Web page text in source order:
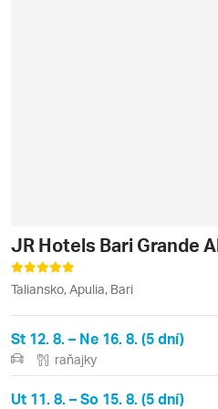
JR Hotels Bari Grande
Taliansko, Apulia, Bari
St 12. 8. – Ne 16. 8. (5 dní)
raňajky
Ut 11. 8. – So 15. 8. (5 dní)